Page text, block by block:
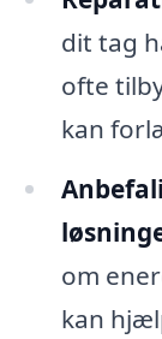
dit tag
ofte
kan
om
kan